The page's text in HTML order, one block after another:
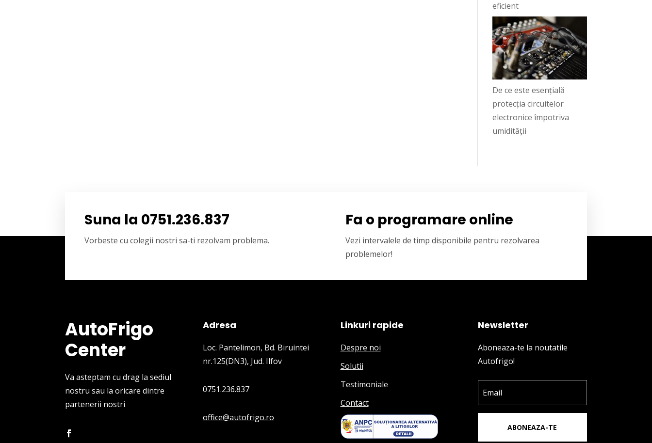
eficient
De ce este esențială
protecția circuitelor
electronice împotriva
umidității
Suna la 0751.236.837
Vorbeste cu colegii nostri sa-ti rezolvam problema.
Fa o programare online
Vezi intervalele de timp disponibile pentru rezolvarea
problemelor!
AutoFrigo
Center
Va asteptam cu drag la sediul
nostru sau la oricare dintre
partenerii nostri
Adresa
Loc. Pantelimon, Bd. Biruintei
nr.125(DN3), Jud. Ilfov
0751.236.837
office@autofrigo.ro
Linkuri rapide
Despre noi
Solutii
Testimoniale
Contact
Newsletter
Aboneaza-te la noutatile
Autofrigo!
ABONEAZA-TE